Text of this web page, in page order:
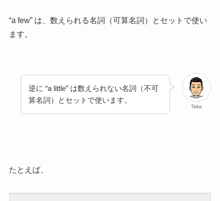
“a few” は、数えられる名詞（可算名詞）とセットで使い
ます。
Taka
逆に “a little” は数えられない名詞（不可
算名詞）とセットで使います。
たとえば、